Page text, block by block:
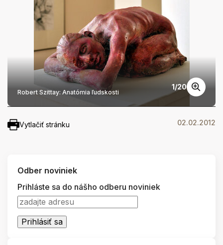
Robert Szittay: Anatómia ľudskosti
1/20
Vytlačiť stránku 02.02.2012
Odber noviniek
Prihláste sa do nášho odberu noviniek